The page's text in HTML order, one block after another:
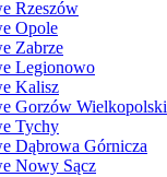
Rzeszów
Opole
Zabrze
Legionowo
Kalisz
Gorzów Wielkopolski
Tychy
Dąbrowa Górnicza
Nowy Sącz